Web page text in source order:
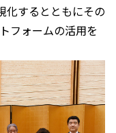
化するとともにその
フォームの活用を